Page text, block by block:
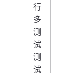
行
多
测
试
测
试